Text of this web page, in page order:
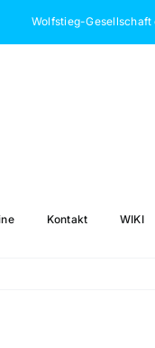
Wolfstieg-Gesellschaft
Kontakt WIKI